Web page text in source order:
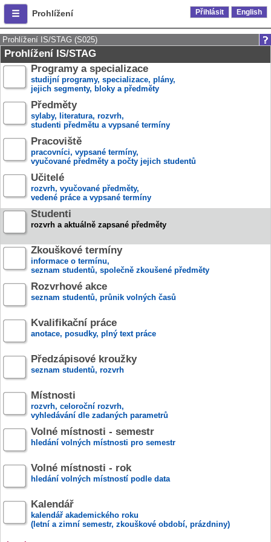
Prohlížení Přihlásit English
Prohlížení IS/STAG (S025)
Prohlížení IS/STAG
Programy a specializace
studijní programy, specializace, plány,
jejich segmenty, bloky a předměty
Předměty
sylaby, literatura, rozvrh,
studenti předmětu a vypsané termíny
Pracoviště
pracovníci, vypsané termíny,
vyučované předměty a počty jejich studentů
Učitelé
rozvrh, vyučované předměty,
vedené práce a vypsané termíny
Studenti
rozvrh a aktuálně zapsané předměty
Zkouškové termíny
informace o termínu,
seznam studentů, společně zkoušené předměty
Rozvrhové akce
seznam studentů, průnik volných časů
Kvalifikační práce
anotace, posudky, plný text práce
Předzápisové kroužky
seznam studentů, rozvrh
Místnosti
rozvrh, celoroční rozvrh,
vyhledávání dle zadaných parametrů
Volné místnosti - semestr
hledání volných místnosti pro semestr
Volné místnosti - rok
hledání volných místností podle data
Kalendář
kalendář akademického roku
(letní a zimní semestr, zkouškové období, prázdniny)